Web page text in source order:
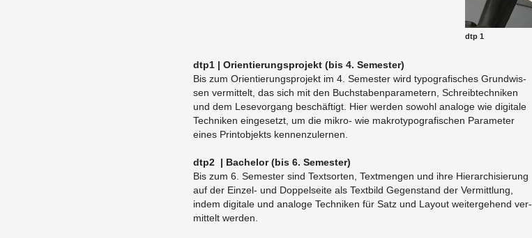
dtp 1
dtp1 | Ori­en­tie­rungs­pro­jekt (bis 4. Se­mes­ter)
Bis zum Ori­en­tie­rungs­pro­jekt im 4. Se­mes­ter wird ty­po­gra­fi­sches Grund­wis­
sen ver­mit­telt, das sich mit den Buch­sta­ben­pa­ra­me­tern, Schreib­tech­ni­ken
und dem Le­se­vor­gang be­schäf­tigt. Hier wer­den so­wohl ana­lo­ge wie di­gi­ta­le
Tech­ni­ken ein­ge­setzt, um die mi­kro- wie ma­kro­ty­po­gra­fi­schen Pa­ra­me­ter
eines Print­ob­jekts ken­nen­zu­ler­nen.
dtp2 | Ba­che­lor (bis 6. Se­mes­ter)
Bis zum 6. Se­mes­ter sind Text­sor­ten, Text­men­gen und ihre Hier­ar­chi­sie­rung
auf der Ein­zel- und Dop­pel­sei­te als Text­bild Ge­gen­stand der Ver­mitt­lung,
indem di­gi­ta­le und ana­lo­ge Tech­ni­ken für Satz und Lay­out wei­ter­ge­hend ver­
mit­telt wer­den.